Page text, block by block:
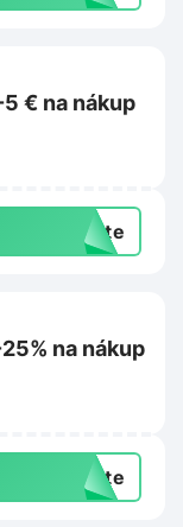
€ na nákup
exte
na nákup
exte